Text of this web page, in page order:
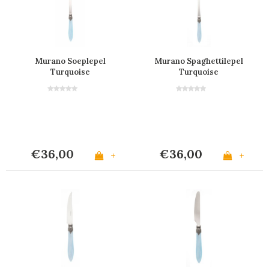
Murano Soeplepel
Turquoise
€36,00 +
Murano Spaghettilepel
Turquoise
€36,00 +